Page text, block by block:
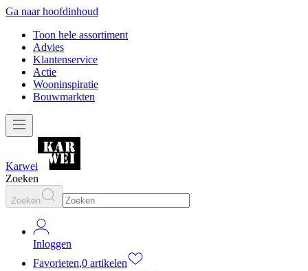
Ga naar hoofdinhoud
Toon hele assortiment
Advies
Klantenservice
Actie
Wooninspiratie
Bouwmarkten
Karwei
Zoeken
Zoeken
Inloggen
Favorieten,0 artikelen